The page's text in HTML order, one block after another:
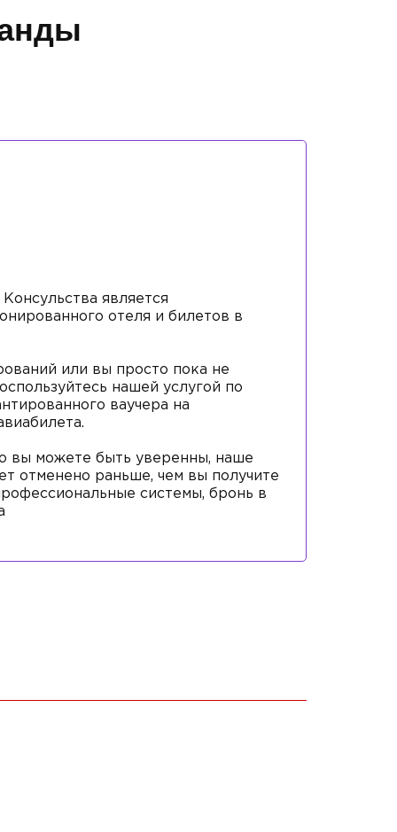
является
отеля и билетов в
или вы просто пока не
нашей услугой по
ваучера на
вы можете быть уверенны, наше
отменено раньше, чем вы получите
системы, бронь в